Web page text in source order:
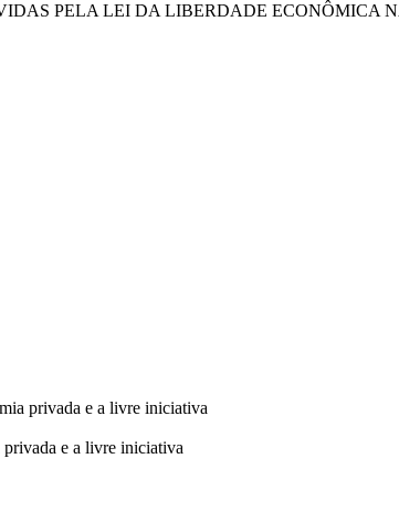
PELA LEI DA LIBERDADE ECONÔMICA
privada e a livre iniciativa
e a livre iniciativa